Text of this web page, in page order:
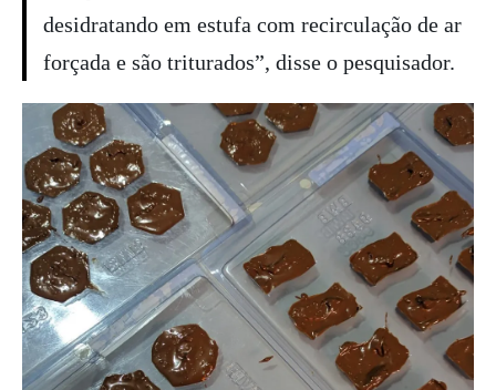
desidratando em estufa com recirculação de ar
forçada e são triturados”, disse o pesquisador.